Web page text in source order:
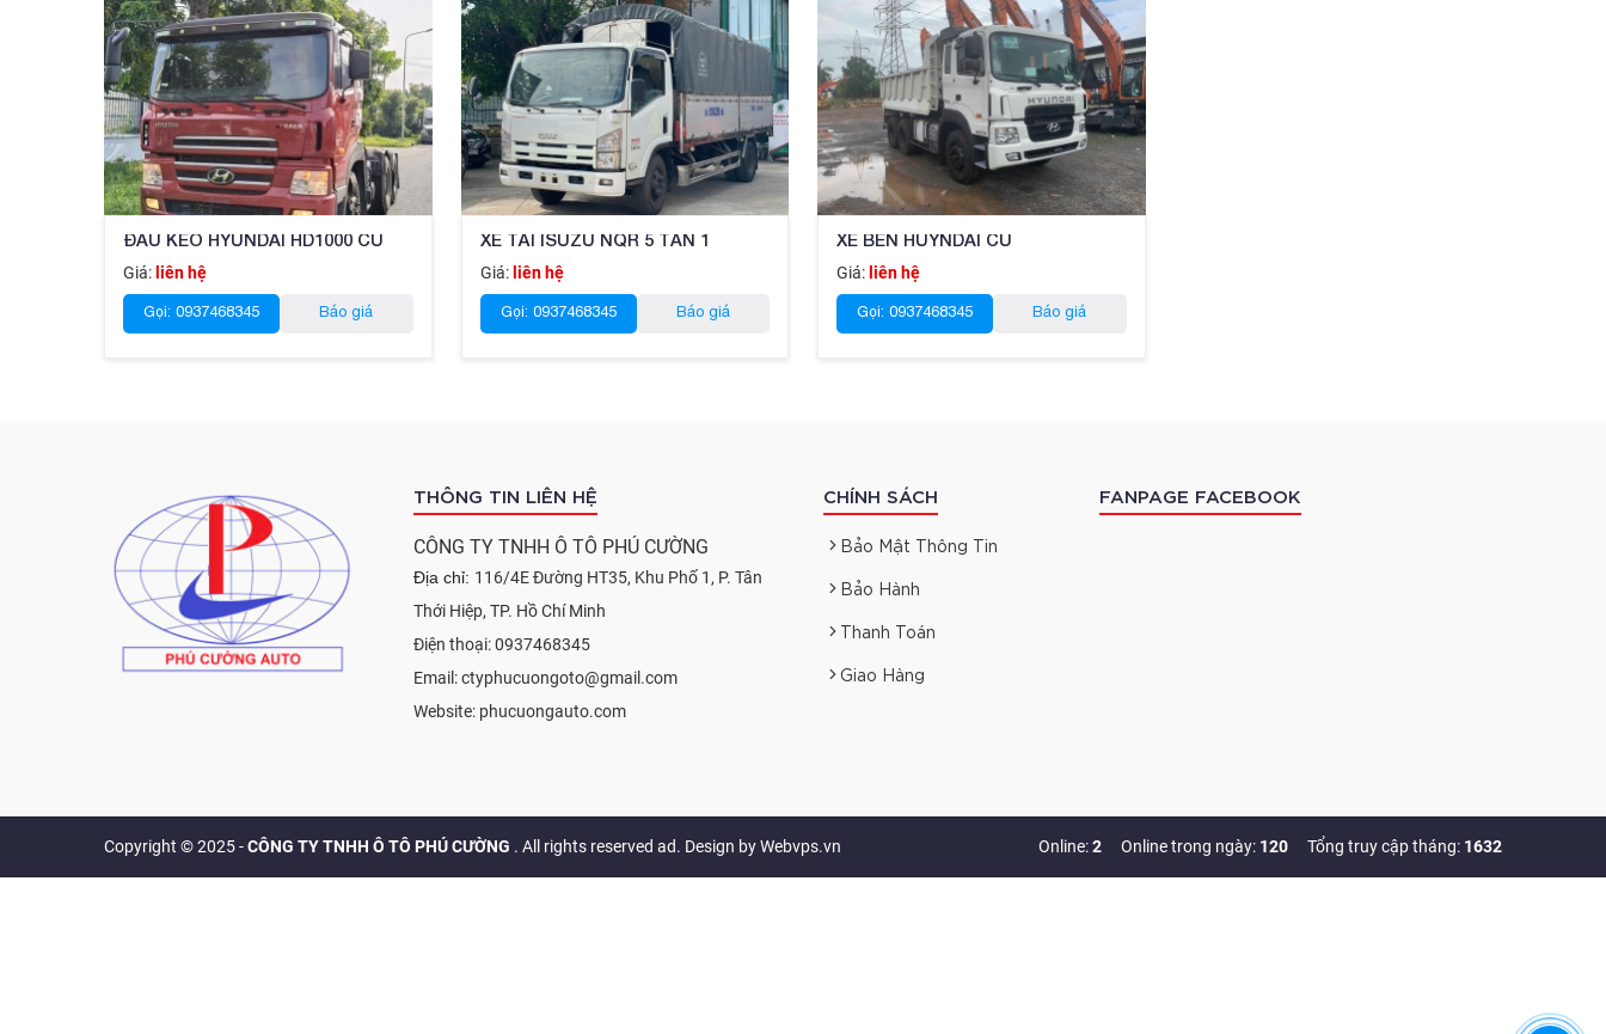
ĐẦU KÉO HYUNDAI HD1000 CŨ
Giá: liên hệ
Gọi: 0937468345 Báo giá
XE TẢI ISUZU NQR 5 TẤN 1
Giá: liên hệ
Gọi: 0937468345 Báo giá
XE BEN HUYNDAI CU
Giá: liên hệ
Gọi: 0937468345 Báo giá
THÔNG TIN LIÊN HỆ
CÔNG TY TNHH Ô TÔ PHÚ CƯỜNG
Địa chỉ: 116/4E Đường HT35, Khu Phố 1, P. Tân
Thới Hiệp, TP. Hồ Chí Minh
Điện thoại: 0937468345
Email: ctyphucuongoto@gmail.com
Website: phucuongauto.com
CHÍNH SÁCH
Bảo Mật Thông Tin
Bảo Hành
Thanh Toán
Giao Hàng
FANPAGE FACEBOOK
Copyright © 2025 -CÔNG TY TNHH Ô TÔ PHÚ CƯỜNG . All rights reserved ad. Design byWebvps.vn Online:2 Online trong ngày: 120 Tổng truy cập tháng: 1632